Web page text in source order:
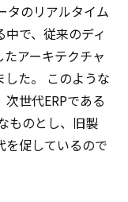
タのリアルタイム
で、従来のディ
アーキテクチャ
た。 このような
世代ERPである
ものとし、旧製
を促しているので